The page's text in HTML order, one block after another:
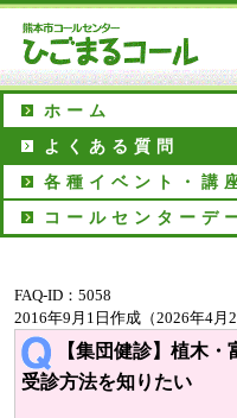
ホーム
よくある質問
各種イベント・講
コールセンターデ
FAQ-ID：5058
2016年9月1日作成（2026年4月2
【集団健診】植木・
受診方法を知りたい